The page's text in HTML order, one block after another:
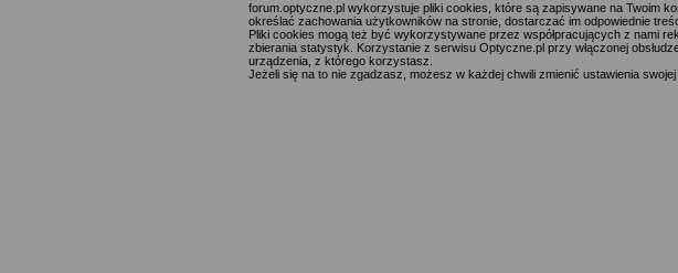
forum.optyczne.pl wykorzystuje pliki cookies, które są zapisywane na Twoim
określać zachowania użytkowników na stronie, dostarczać im odpowiednie
Pliki cookies mogą też być wykorzystywane przez współpracujących z nami
zbierania statystyk. Korzystanie z serwisu Optyczne.pl przy włączonej
urządzenia, z którego korzystasz.
Jeżeli się na to nie zgadzasz, możesz w każdej chwili zmienić ustawienia swojej